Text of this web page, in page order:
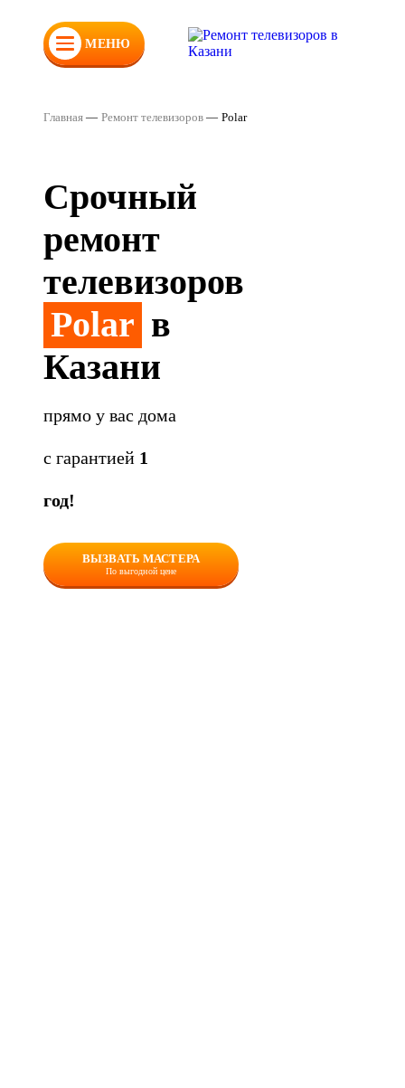
МЕНЮ
Главная — Ремонт телевизоров — Polar
Срочный
ремонт
телевизоров
Polar в
Казани
прямо у вас дома
с гарантией 1
год!
ВЫЗВАТЬ МАСТЕРА
По выгодной цене